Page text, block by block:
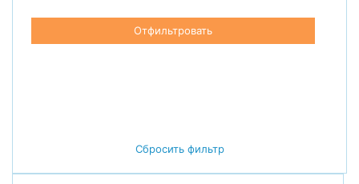
Отфильтровать
Сбросить фильтр